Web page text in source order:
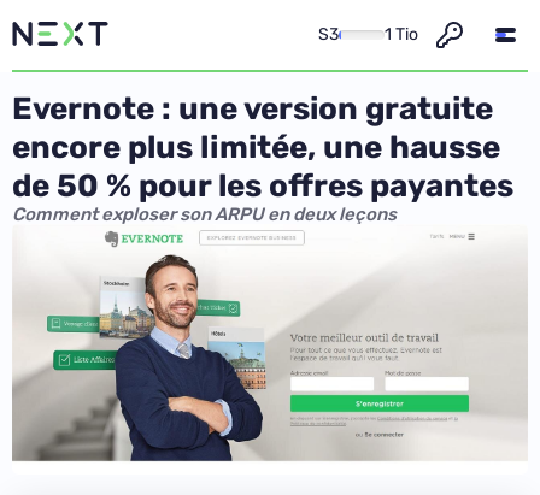
S3 1 Tio
Evernote : une version gratuite
encore plus limitée, une hausse
de 50 % pour les offres payantes
Comment exploser son ARPU en deux leçons